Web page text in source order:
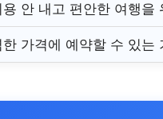
용 안 내고 편안한 여행을
한 가격에 예약할 수 있는